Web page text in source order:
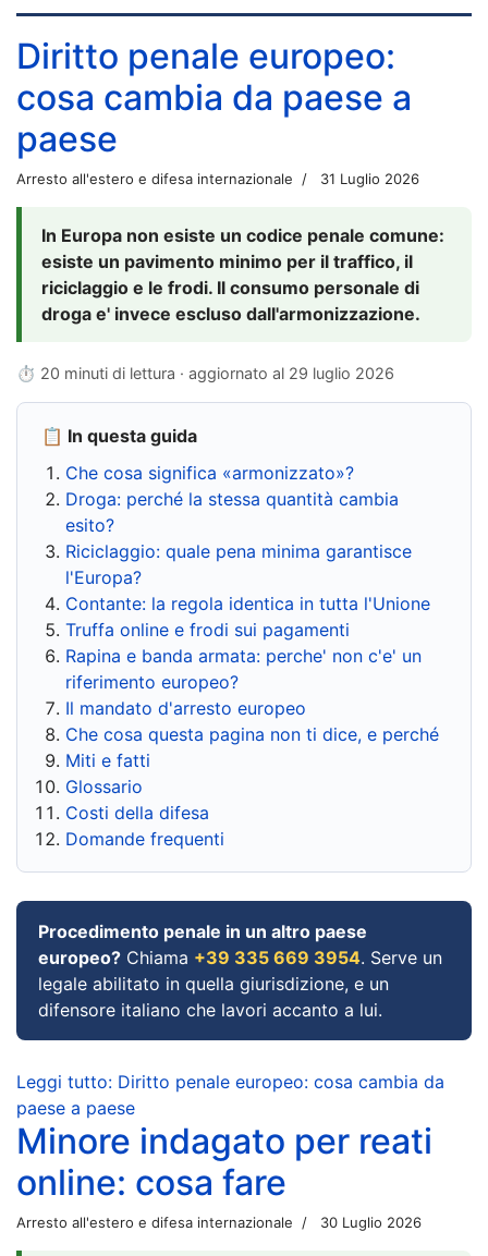
Diritto penale europeo:
cosa cambia da paese a
paese
Arresto all'estero e difesa internazionale 31 Luglio 2026
In Europa non esiste un codice penale comune:
esiste un pavimento minimo per il traffico, il
riciclaggio e le frodi. Il consumo personale di
droga e' invece escluso dall'armonizzazione.
⏱ 20 minuti di lettura · aggiornato al 29 luglio 2026
📋 In questa guida
Che cosa significa «armonizzato»?
Droga: perché la stessa quantità cambia
esito?
Riciclaggio: quale pena minima garantisce
l'Europa?
Contante: la regola identica in tutta l'Unione
Truffa online e frodi sui pagamenti
Rapina e banda armata: perche' non c'e' un
riferimento europeo?
Il mandato d'arresto europeo
Che cosa questa pagina non ti dice, e perché
Miti e fatti
Glossario
Costi della difesa
Domande frequenti
Procedimento penale in un altro paese
europeo? Chiama +39 335 669 3954. Serve un
legale abilitato in quella giurisdizione, e un
difensore italiano che lavori accanto a lui.
Leggi tutto: Diritto penale europeo: cosa cambia da
paese a paese
Minore indagato per reati
online: cosa fare
Arresto all'estero e difesa internazionale 30 Luglio 2026